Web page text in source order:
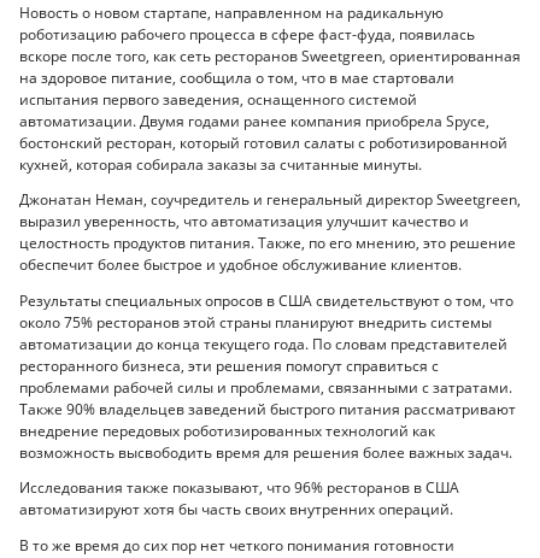
Новость о новом стартапе, направленном на радикальную
роботизацию рабочего процесса в сфере фаст-фуда, появилась
вскоре после того, как сеть ресторанов Sweetgreen, ориентированная
на здоровое питание, сообщила о том, что в мае стартовали
испытания первого заведения, оснащенного системой
автоматизации. Двумя годами ранее компания приобрела Spyce,
бостонский ресторан, который готовил салаты с роботизированной
кухней, которая собирала заказы за считанные минуты.
Джонатан Неман, соучредитель и генеральный директор Sweetgreen,
выразил уверенность, что автоматизация улучшит качество и
целостность продуктов питания. Также, по его мнению, это решение
обеспечит более быстрое и удобное обслуживание клиентов.
Результаты специальных опросов в США свидетельствуют о том, что
около 75% ресторанов этой страны планируют внедрить системы
автоматизации до конца текущего года. По словам представителей
ресторанного бизнеса, эти решения помогут справиться с
проблемами рабочей силы и проблемами, связанными с затратами.
Также 90% владельцев заведений быстрого питания рассматривают
внедрение передовых роботизированных технологий как
возможность высвободить время для решения более важных задач.
Исследования также показывают, что 96% ресторанов в США
автоматизируют хотя бы часть своих внутренних операций.
В то же время до сих пор нет четкого понимания готовности